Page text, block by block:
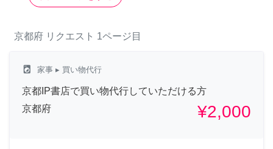
京都府 リクエスト 1ページ目
local_laundry_service 家事 ▸ 買い物代行
京都IP書店で買い物代行していただける方
京都府
¥2,000